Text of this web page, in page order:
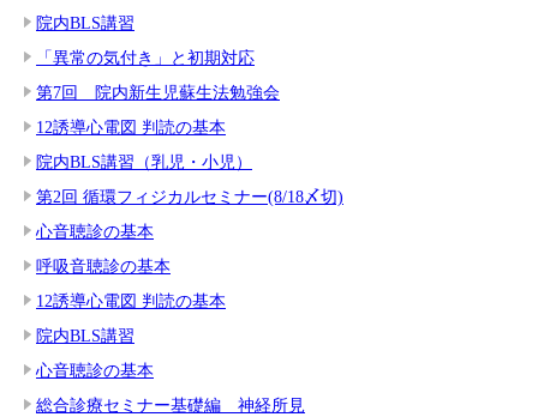
院内BLS講習
「異常の気付き」と初期対応
第7回 院内新生児蘇生法勉強会
12誘導心電図 判読の基本
院内BLS講習（乳児・小児）
第2回 循環フィジカルセミナー(8/18〆切)
心音聴診の基本
呼吸音聴診の基本
12誘導心電図 判読の基本
院内BLS講習
心音聴診の基本
総合診療セミナー基礎編 神経所見